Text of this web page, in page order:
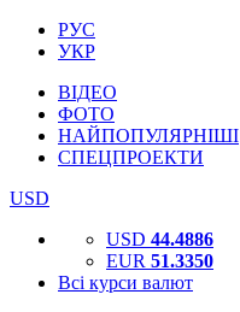
РУС
УКР
ВІДЕО
ФОТО
НАЙПОПУЛЯРНІШІ
СПЕЦПРОЕКТИ
USD
USD 44.4886
EUR 51.3350
Всі курси валют